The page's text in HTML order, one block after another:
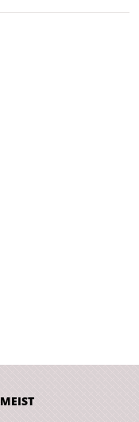
MEIST